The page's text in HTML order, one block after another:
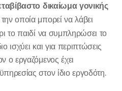
δικαίωμα γονικής
οποία μπορεί να λάβει
το παιδί να συμπληρώσει το
ισχύει και για περιπτώσεις
ο εργαζόμενος έχει
στον ίδιο εργοδότη.